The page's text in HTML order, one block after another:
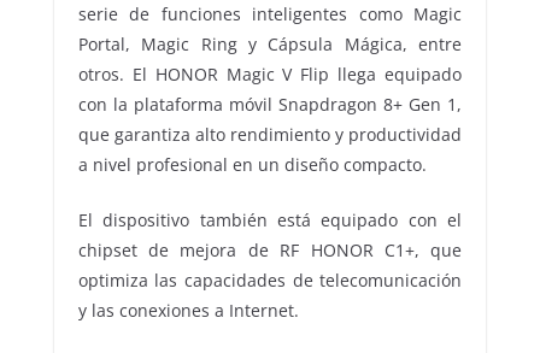
serie de funciones inteligentes como Magic
Portal, Magic Ring y Cápsula Mágica, entre
otros. El HONOR Magic V Flip llega equipado
con la plataforma móvil Snapdragon 8+ Gen 1,
que garantiza alto rendimiento y productividad
a nivel profesional en un diseño compacto.
El dispositivo también está equipado con el
chipset de mejora de RF HONOR C1+, que
optimiza las capacidades de telecomunicación
y las conexiones a Internet.